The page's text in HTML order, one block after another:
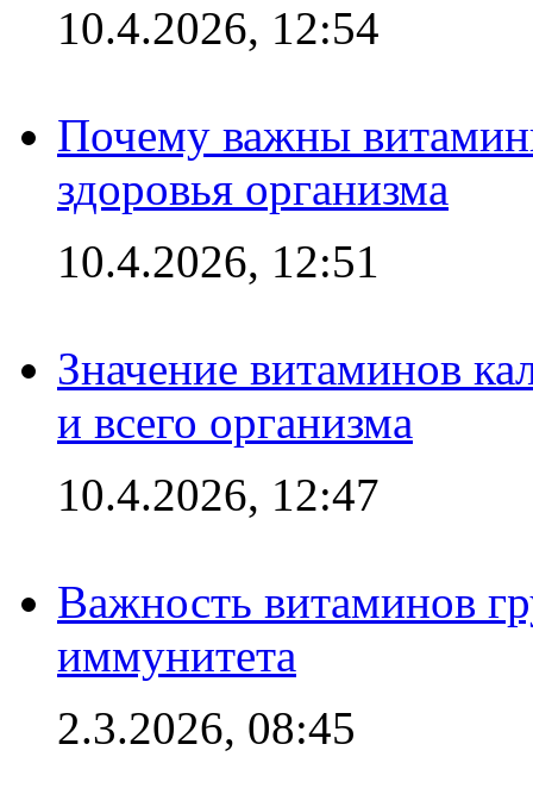
10.4.2026, 12:54
Почему важны
здоровья организма
10.4.2026, 12:51
Значение витаминов
и всего организма
10.4.2026, 12:47
Важность витаминов
иммунитета
2.3.2026, 08:45